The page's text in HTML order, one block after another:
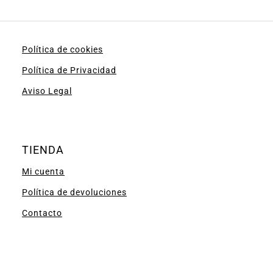
Política de cookies
Política de Privacidad
Aviso Legal
TIENDA
Mi cuenta
Política de devoluciones
Contacto